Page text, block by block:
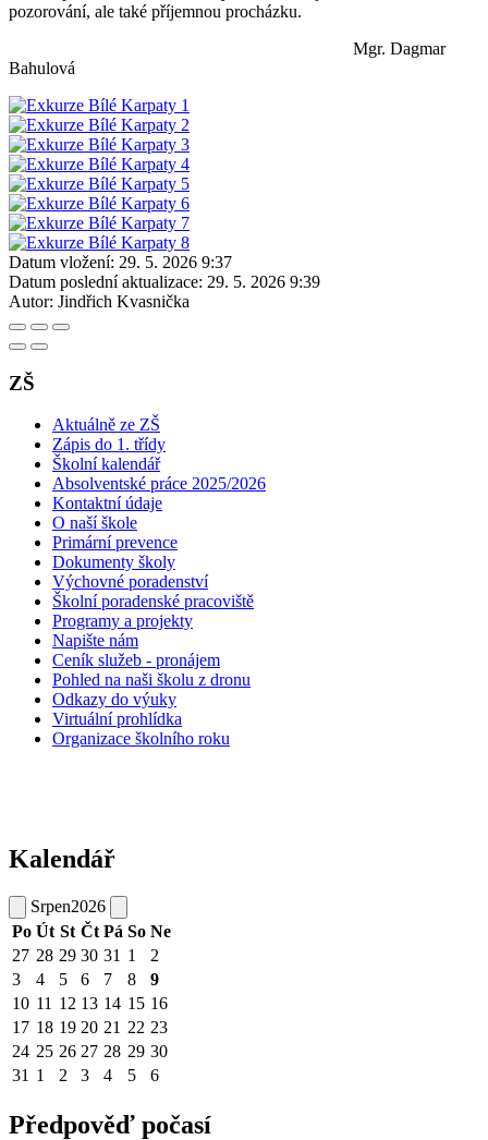
pozorování, ale také příjemnou procházku.
Mgr. Dagmar
Bahulová
Datum vložení: 29. 5. 2026 9:37
Datum poslední aktualizace: 29. 5. 2026 9:39
Autor: Jindřich Kvasnička
ZŠ
Aktuálně ze ZŠ
Zápis do 1. třídy
Školní kalendář
Absolventské práce 2025/2026
Kontaktní údaje
O naší škole
Primární prevence
Dokumenty školy
Výchovné poradenství
Školní poradenské pracoviště
Programy a projekty
Napište nám
Ceník služeb - pronájem
Pohled na naši školu z dronu
Odkazy do výuky
Virtuální prohlídka
Organizace školního roku
Kalendář
Srpen2026
Po Út St Čt Pá So Ne
27 28 29 30 31 1
2
3
4 5 6 7 8
9
10 11 12 13 14 15 16
17 18 19 20 21 22 23
24 25 26 27 28 29 30
31 1 2 3 4 5 6
Předpověď počasí